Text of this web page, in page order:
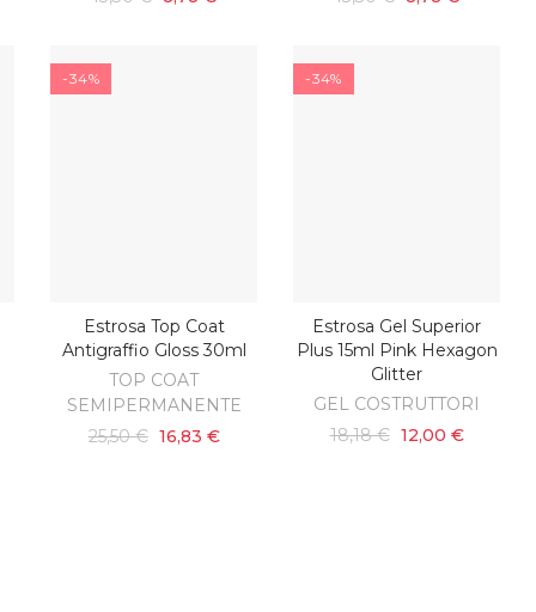
-34%
AGGIUNGI AL CARRELLO
Estrosa Top Coat
Antigraffio Gloss 30ml
TOP COAT
SEMIPERMANENTE
25,50 € 16,83 €
-34%
AGGIUNGI AL CARRELLO
Estrosa Gel Superior
Plus 15ml Pink Hexagon
Glitter
GEL COSTRUTTORI
18,18 € 12,00 €